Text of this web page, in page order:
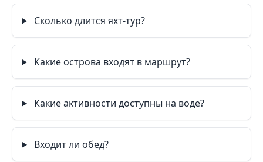
Сколько длится яхт-тур?
Какие острова входят в маршрут?
Какие активности доступны на воде?
Входит ли обед?